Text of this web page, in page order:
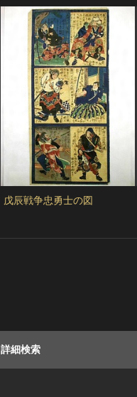
戊辰戦争忠勇士の図
詳細検索